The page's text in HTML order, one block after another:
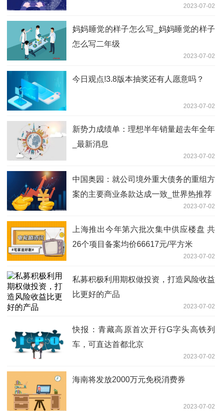
2023-07-02
妈妈睡觉的样子怎么写_妈妈睡觉的样子
怎么写二年级
2023-07-02
今日观点!3.8版本抽奖还有人愿意吗？
2023-07-02
新势力成绩单：理想半年销量超去年全年
_最新消息
2023-07-02
中国奥园：就公司境外重大债务的重组方
案的主要商业条款达成一致_世界热推荐
2023-07-02
上海推出今年第六批次集中供应楼盘 共
26个项目备案均价66617元/平方米
2023-07-02
私募积极利用期权做投资，打造风险收益
比更好的产品
2023-07-02
快报：青藏高原首次开行G字头高铁列
车，可直达首都北京
2023-07-02
海南将发放2000万元免税消费券
2023-07-02